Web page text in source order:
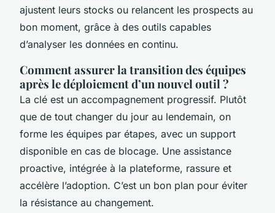
ajustent leurs stocks ou relancent les prospects au
bon moment, grâce à des outils capables
d’analyser les données en continu.
Comment assurer la transition des équipes
après le déploiement d’un nouvel outil ?
La clé est un accompagnement progressif. Plutôt
que de tout changer du jour au lendemain, on
forme les équipes par étapes, avec un support
disponible en cas de blocage. Une assistance
proactive, intégrée à la plateforme, rassure et
accélère l’adoption. C’est un bon plan pour éviter
la résistance au changement.